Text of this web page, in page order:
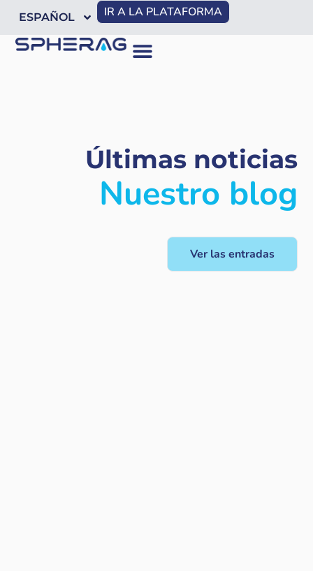
ESPAÑOL IR A LA PLATAFORMA
Últimas noticias
Nuestro blog
Ver las entradas